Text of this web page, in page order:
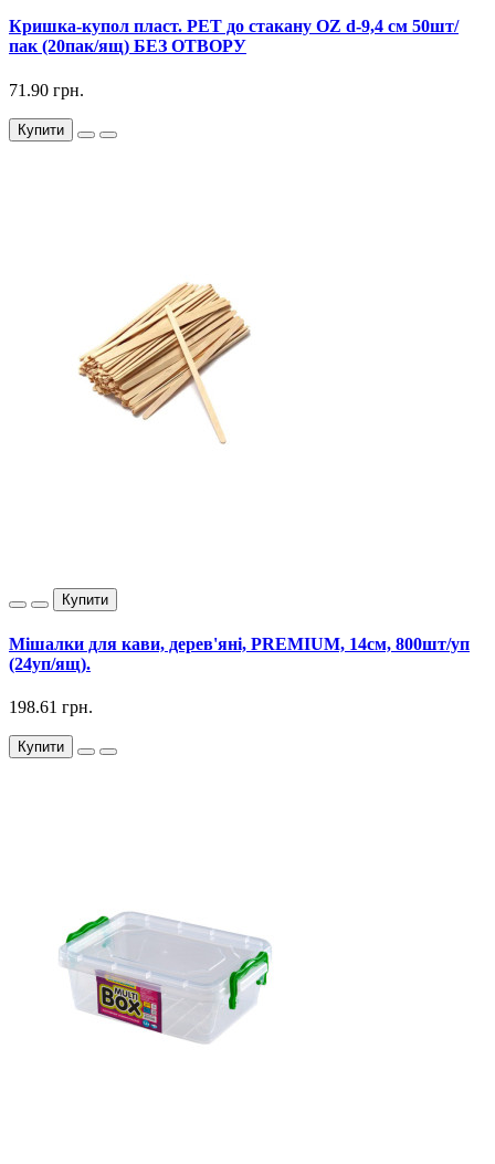
Кришка-купол пласт. РЕТ до стакану OZ d-9,4 см 50шт/
пак (20пак/ящ) БЕЗ ОТВОРУ
71.90 грн.
Купити
Купити
Мішалки для кави, дерев'яні, PREMIUM, 14см, 800шт/уп
(24уп/ящ).
198.61 грн.
Купити